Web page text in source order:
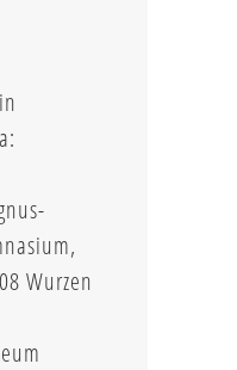
Wurzen